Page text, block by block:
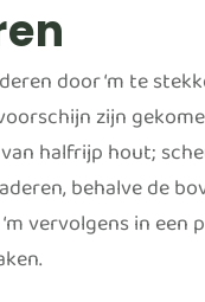
door ‘m te
zijn
halfrijp hout;
behalve de
vervolgens in